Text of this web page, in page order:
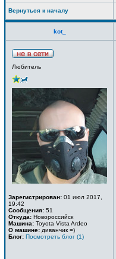
Вернуться к началу
kot_
Любитель
Зарегистрирован: 01 июл 2017,
19:42
Сообщения: 51
Откуда: Новороссийск
Машина: Toyota Vista Ardeo
О машине: диванчик =)
Блог: Посмотреть блог (1)